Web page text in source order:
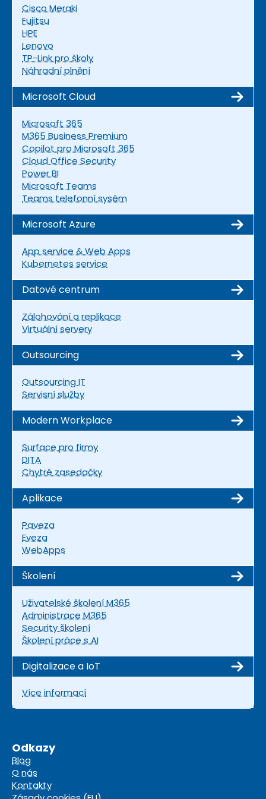
Cisco Meraki
Fujitsu
HPE
Lenovo
TP-Link pro školy
Náhradní plnění
Microsoft Cloud
Microsoft 365
M365 Business Premium
Copilot pro Microsoft 365
Cloud Office Security
Power BI
Microsoft Teams
Teams telefonní sysém
Microsoft Azure
App service & Web Apps
Kubernetes service
Datové centrum
Zálohování a replikace
Virtuální servery
Outsourcing
Outsourcing IT
Servisní služby
Modern Workplace
Surface pro firmy
DITA
Chytré zasedačky
Aplikace
Paveza
Eveza
WebApps
Školení
Uživatelské školení M365
Administrace M365
Security školení
Školení práce s AI
Digitalizace a IoT
Více informací
Odkazy
Blog
O nás
Kontakty